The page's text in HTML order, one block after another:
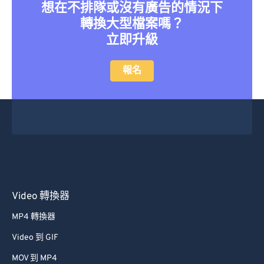
想在不排隊或沒有廣告的情況下
轉換大型檔案嗎？
立即升級
報名
Video 轉換器
MP4 轉換器
Video 到 GIF
MOV 到 MP4